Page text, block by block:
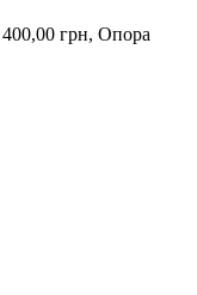
грн, Опора